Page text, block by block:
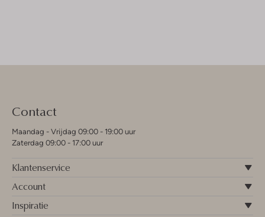
Contact
Maandag - Vrijdag 09:00 - 19:00 uur
Zaterdag 09:00 - 17:00 uur
Klantenservice
Account
Inspiratie